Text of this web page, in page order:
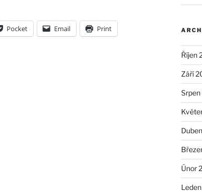
Pocket Email Print
Říjen
Září
Únor